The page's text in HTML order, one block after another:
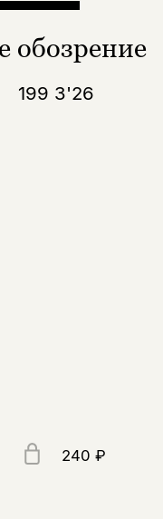
обозрение
199 3'26
240 ₽